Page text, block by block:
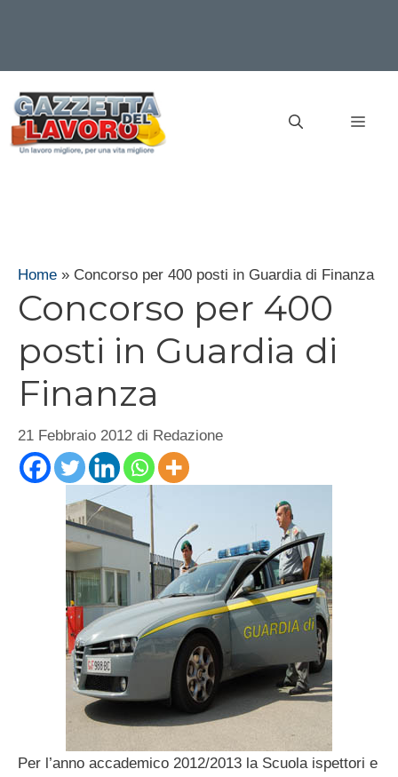
contenuto
Home » Concorso per 400 posti in Guardia di Finanza
Concorso per 400
posti in Guardia di
Finanza
21 Febbraio 2012 di Redazione
Per l’anno accademico 2012/2013 la Scuola ispettori e